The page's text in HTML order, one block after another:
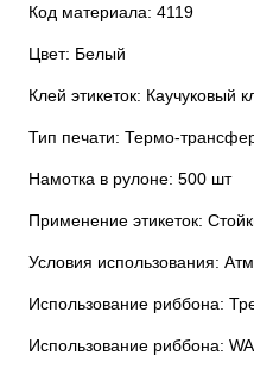
Код материала: 4119
Цвет: Белый
Клей этикеток: Каучуковый
Тип печати: Термо-
Намотка в рулоне: 500 шт
Применение этикеток:
Условия использования:
Использование риббона:
Использование риббона: